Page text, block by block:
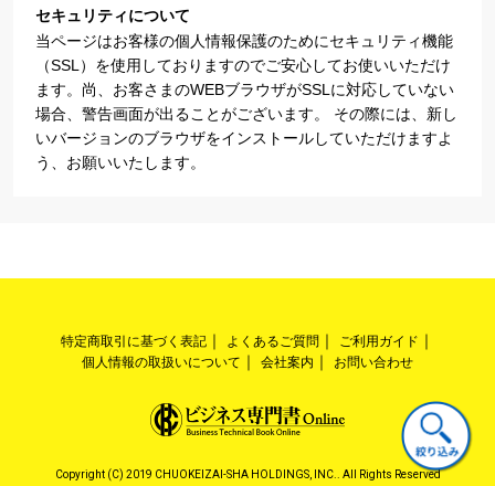
セキュリティについて
当ページはお客様の個人情報保護のためにセキュリティ機能
（SSL）を使用しておりますのでご安心してお使いいただけ
ます。尚、お客さまのWEBブラウザがSSLに対応していない
場合、警告画面が出ることがございます。 その際には、新し
いバージョンのブラウザをインストールしていただけますよ
う、お願いいたします。
特定商取引に基づく表記 よくあるご質問
ご利用ガイド
個人情報の取扱いについて
会社案内 お問い合わせ
Copyright (C) 2019 CHUOKEIZAI-SHA HOLDINGS, INC.. All Rights Reserved